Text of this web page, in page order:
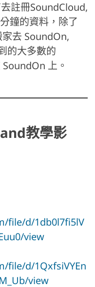
註冊SoundCloud,
鐘的資料，除了
去 SoundOn,
的大多數的
上。
教學影
file/d/1db0l7fi5lV
view
file/d/1QxfsiVYEn
view